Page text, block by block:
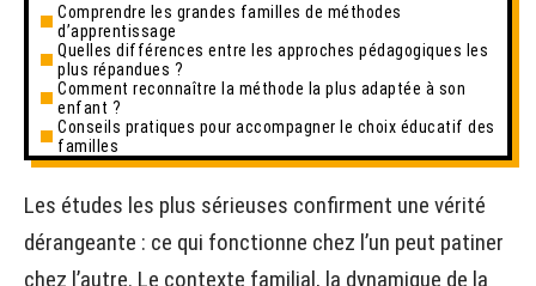
Comprendre les grandes familles de méthodes
d’apprentissage
Quelles différences entre les approches pédagogiques les
plus répandues ?
Comment reconnaître la méthode la plus adaptée à son
enfant ?
Conseils pratiques pour accompagner le choix éducatif des
familles
Les études les plus sérieuses confirment une vérité
dérangeante : ce qui fonctionne chez l’un peut patiner
chez l’autre. Le contexte familial, la dynamique de la